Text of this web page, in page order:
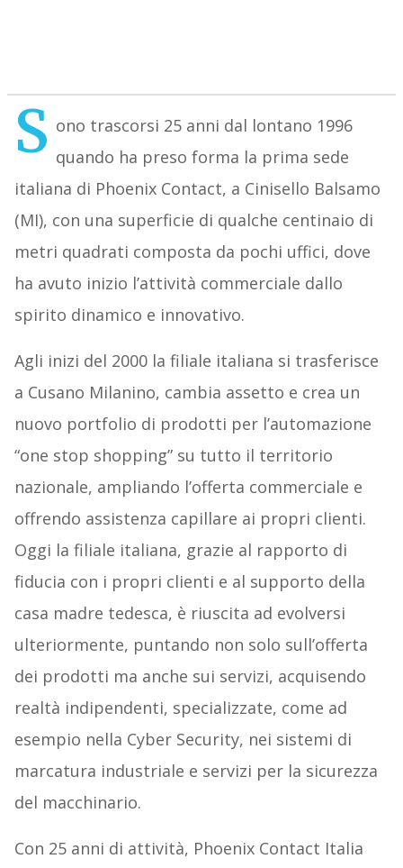
S ono trascorsi 25 anni dal lontano 1996
quando ha preso forma la prima sede
italiana di Phoenix Contact, a Cinisello Balsamo
(MI), con una superficie di qualche centinaio di
metri quadrati composta da pochi uffici, dove
ha avuto inizio l’attività commerciale dallo
spirito dinamico e innovativo.
Agli inizi del 2000 la filiale italiana si trasferisce
a Cusano Milanino, cambia assetto e crea un
nuovo portfolio di prodotti per l’automazione
“one stop shopping” su tutto il territorio
nazionale, ampliando l’offerta commerciale e
offrendo assistenza capillare ai propri clienti.
Oggi la filiale italiana, grazie al rapporto di
fiducia con i propri clienti e al supporto della
casa madre tedesca, è riuscita ad evolversi
ulteriormente, puntando non solo sull’offerta
dei prodotti ma anche sui servizi, acquisendo
realtà indipendenti, specializzate, come ad
esempio nella Cyber Security, nei sistemi di
marcatura industriale e servizi per la sicurezza
del macchinario.
Con 25 anni di attività, Phoenix Contact Italia